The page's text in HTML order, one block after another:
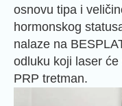
osnovu tipa i
hormonskog
nalaze na
odluku koji laser
PRP tretman.